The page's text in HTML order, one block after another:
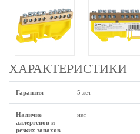
ХАРАКТЕРИСТИКИ
Гарантия 5 лет
Наличие
аллергенов и
резких запахов
нет